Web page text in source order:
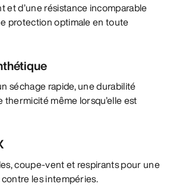
et d’une résistance incomparable
protection optimale en toute
séchage rapide, une durabilité
même lorsqu’elle est
coupe-vent et respirants pour une
les intempéries.